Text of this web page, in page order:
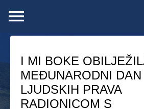
I MI BOKE
MEĐUNARODNI DAN
LJUDSKIH PRAVA
RADIONICOM S